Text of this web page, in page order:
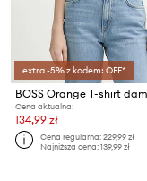
extra -5% z kodem: OFF*
Cena aktualna:
134,99 zł
Cena regularna:229,99 zł
Najniższa cena:139,99 zł